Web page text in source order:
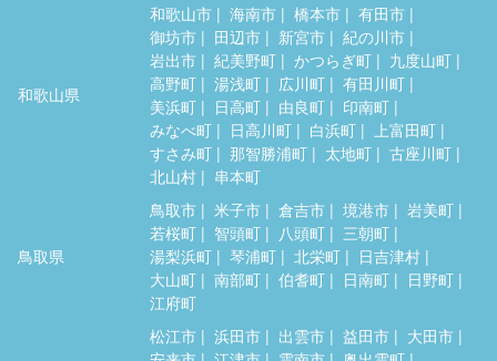
和歌山県
和歌山市 海南市 橋本市
有田市
御坊市
田辺市 新宮市
紀の川市
岩出市
紀美野町 かつらぎ町
九度山町
高野町
湯浅町 広川町
有田川町
美浜町
日高町 由良町
印南町
みなべ町
日高川町 白浜町
上富田町
すさみ町
那智勝浦町 太地町
古座川町
北山村
串本町
鳥取県
鳥取市 米子市 倉吉市 境港市
岩美町
若桜町
智頭町 八頭町
三朝町
湯梨浜町
琴浦町 北栄町
日吉津村
大山町
南部町 伯耆町 日南町
日野町
江府町
松江市 浜田市 出雲市 益田市
大田市